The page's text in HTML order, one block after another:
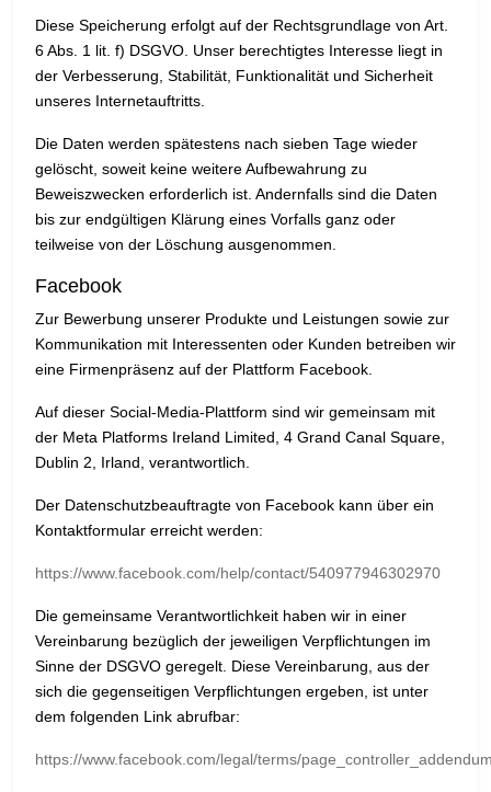
Diese Speicherung erfolgt auf der Rechtsgrundlage von Art.
6 Abs. 1 lit. f) DSGVO. Unser berechtigtes Interesse liegt in
der Verbesserung, Stabilität, Funktionalität und Sicherheit
unseres Internetauftritts.
Die Daten werden spätestens nach sieben Tage wieder
gelöscht, soweit keine weitere Aufbewahrung zu
Beweiszwecken erforderlich ist. Andernfalls sind die Daten
bis zur endgültigen Klärung eines Vorfalls ganz oder
teilweise von der Löschung ausgenommen.
Facebook
Zur Bewerbung unserer Produkte und Leistungen sowie zur
Kommunikation mit Interessenten oder Kunden betreiben wir
eine Firmenpräsenz auf der Plattform Facebook.
Auf dieser Social-Media-Plattform sind wir gemeinsam mit
der Meta Platforms Ireland Limited, 4 Grand Canal Square,
Dublin 2, Irland, verantwortlich.
Der Datenschutzbeauftragte von Facebook kann über ein
Kontaktformular erreicht werden:
https://www.facebook.com/help/contact/540977946302970
Die gemeinsame Verantwortlichkeit haben wir in einer
Vereinbarung bezüglich der jeweiligen Verpflichtungen im
Sinne der DSGVO geregelt. Diese Vereinbarung, aus der
sich die gegenseitigen Verpflichtungen ergeben, ist unter
dem folgenden Link abrufbar:
https://www.facebook.com/legal/terms/